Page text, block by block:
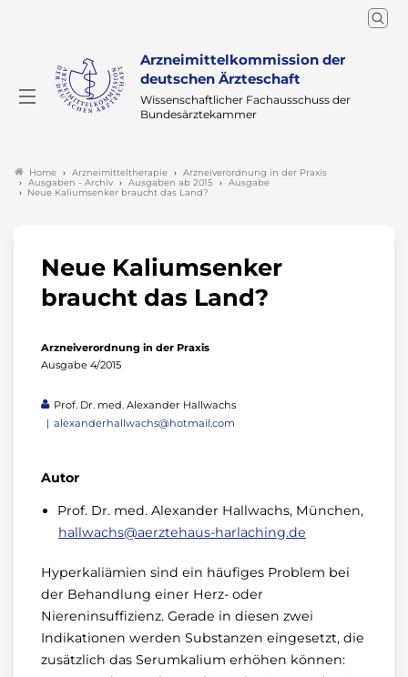
Arzneimittelkommission der
deutschen Ärzteschaft
Wissenschaftlicher Fachausschuss der
Bundesärztekammer
Home Arzneimitteltherapie
Arzneiverordnung in der Praxis
Ausgaben - Archiv
Ausgaben ab 2015
Ausgabe
Neue Kaliumsenker braucht das Land?
Neue Kaliumsenker
braucht das Land?
Arzneiverordnung in der Praxis
Ausgabe 4/2015
Prof. Dr. med. Alexander Hallwachs
alexanderhallwachs@hotmail.com
Autor
Prof. Dr. med. Alexander Hallwachs, München,
hallwachs@aerztehaus-harlaching.de
Hyperkaliämien sind ein häufiges Problem bei
der Behandlung einer Herz- oder
Niereninsuffizienz. Gerade in diesen zwei
Indikationen werden Substanzen eingesetzt, die
zusätzlich das Serumkalium erhöhen können: